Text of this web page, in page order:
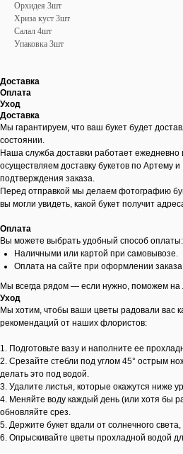
Орхидея 3шт
Хриза куст 3шт
Салал 4шт
Упаковка 3шт
Доставка
Оплата
Уход
Доставка
Мы гарантируем, что ваш букет будет
состоянии.
Наша служба доставки работает ежедневно
осуществляем доставку букетов по Артему и
подтверждения заказа.
Перед отправкой мы делаем фотографию
вы могли увидеть, какой букет получит
Оплата
Вы можете выбрать удобный способ оплаты:
Наличными или картой при самовывозе.
Оплата на сайте при оформлении
Мы всегда рядом — если нужно, поможем
Уход
Мы хотим, чтобы ваши цветы радовали вас
рекомендаций от наших флористов:
1. Подготовьте вазу и наполните ее
2. Срезайте стебли под углом 45° острым
делать это под водой.
3. Удалите листья, которые окажутся ниже
4. Меняйте воду каждый день (или хотя бы
обновляйте срез.
5. Держите букет вдали от солнечного
6. Опрыскивайте цветы прохладной водой